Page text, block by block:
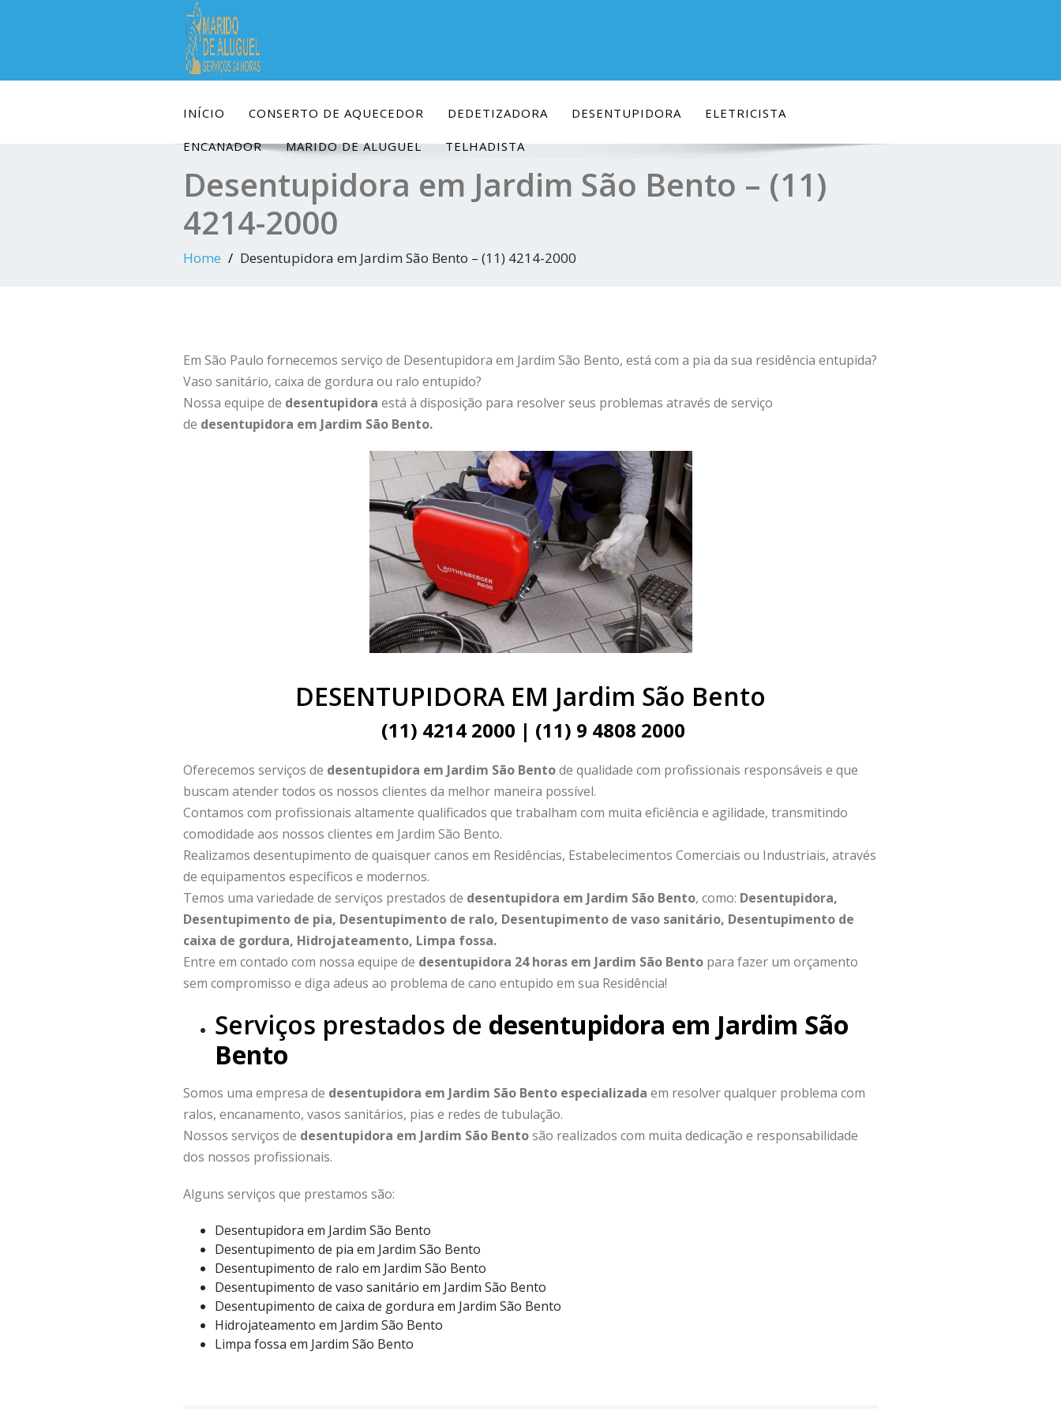
INÍCIO CONSERTO DE AQUECEDOR DEDETIZADORA DESENTUPIDORA ELETRICISTA
ENCANADOR MARIDO DE ALUGUEL TELHADISTA
Desentupidora em Jardim São Bento – (11)
4214-2000
Home Desentupidora em Jardim São Bento – (11) 4214-2000
Em São Paulo fornecemos serviço de Desentupidora em Jardim São Bento, está com a pia da sua residência entupida?
Vaso sanitário, caixa de gordura ou ralo entupido?
Nossa equipe de desentupidora está à disposição para resolver seus problemas através de serviço
de desentupidora em Jardim São Bento.
DESENTUPIDORA EM Jardim São Bento
(11) 4214 2000 | (11) 9 4808 2000
Oferecemos serviços de desentupidora em Jardim São Bentode qualidade com profissionais responsáveis e que
buscam atender todos os nossos clientes da melhor maneira possível.
Contamos com profissionais altamente qualificados que trabalham com muita eficiência e agilidade, transmitindo
comodidade aos nossos clientes em Jardim São Bento.
Realizamos desentupimento de quaisquer canos em Residências, Estabelecimentos Comerciais ou Industriais, através
de equipamentos específicos e modernos.
Temos uma variedade de serviços prestados de desentupidora em Jardim São Bento, como: Desentupidora,
Desentupimento de pia, Desentupimento de ralo, Desentupimento de vaso sanitário, Desentupimento de
caixa de gordura, Hidrojateamento, Limpa fossa.
Entre em contado com nossa equipe de desentupidora 24 horas em Jardim São Bento para fazer um orçamento
sem compromisso e diga adeus ao problema de cano entupido em sua Residência!
Serviços prestados de desentupidora em Jardim São
Bento
Somos uma empresa de desentupidora em Jardim São Bento especializada em resolver qualquer problema com
ralos, encanamento, vasos sanitários, pias e redes de tubulação.
Nossos serviços de desentupidora em Jardim São Bentosão realizados com muita dedicação e responsabilidade
dos nossos profissionais.
Alguns serviços que prestamos são:
Desentupidora em Jardim São Bento
Desentupimento de pia em Jardim São Bento
Desentupimento de ralo em Jardim São Bento
Desentupimento de vaso sanitário em Jardim São Bento
Desentupimento de caixa de gordura em Jardim São Bento
Hidrojateamento em Jardim São Bento
Limpa fossa em Jardim São Bento